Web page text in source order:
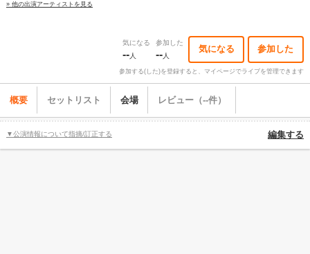
» 他の出演アーティストを見る
気になる
--人
参加した
--人
気になる 参加した
参加する(した)を登録すると、マイページでライブを管理できます
概要 セットリスト 会場 レビュー（--件）
▼公演情報について指摘/訂正する 編集する